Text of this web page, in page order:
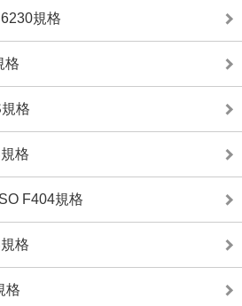
規格
格
格
格
F404規格
格
格